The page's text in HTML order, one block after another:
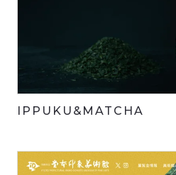
IPPUKU&MATCHA